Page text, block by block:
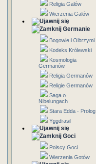
Religia Galów
Wierzenia Galów
Germanie
Bogowie i Olbrzymi
Kodeks Królewski
Kosmologia
Germanów
Religia Germanów
Religie Germanów
Saga o
Nibelungach
Stara Edda - Prolog
Yggdrasil
Goci
Polscy Goci
Wierzenia Gotów